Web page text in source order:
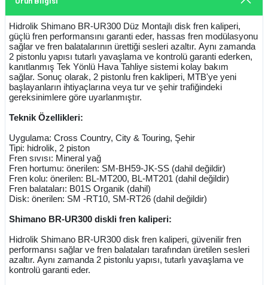
Hidrolik Shimano BR-UR300 Düz Montajlı disk fren kaliperi,
güçlü fren performansını garanti eder, hassas fren modülasyonu
sağlar ve fren balatalarının ürettiği sesleri azaltır. Aynı zamanda
2 pistonlu yapısı tutarlı yavaşlama ve kontrolü garanti ederken,
kanıtlanmış Tek Yönlü Hava Tahliye sistemi kolay bakım
sağlar. Sonuç olarak, 2 pistonlu fren kakliperi, MTB'ye yeni
başlayanların ihtiyaçlarına veya tur ve şehir trafiğindeki
gereksinimlere göre uyarlanmıştır.
Teknik Özellikleri:
Uygulama: Cross Country, City & Touring, Şehir
Tipi: hidrolik, 2 piston
Fren sıvısı: Mineral yağ
Fren hortumu: önerilen: SM-BH59-JK-SS (dahil değildir)
Fren kolu: önerilen: BL-MT200, BL-MT201 (dahil değildir)
Fren balataları: B01S Organik (dahil)
Disk: önerilen: SM -RT10, SM-RT26 (dahil değildir)
Shimano BR-UR300 diskli fren kaliperi:
Hidrolik Shimano BR-UR300 disk fren kaliperi, güvenilir fren
performansı sağlar ve fren balataları tarafından üretilen sesleri
azaltır. Aynı zamanda 2 pistonlu yapısı, tutarlı yavaşlama ve
kontrolü garanti eder.